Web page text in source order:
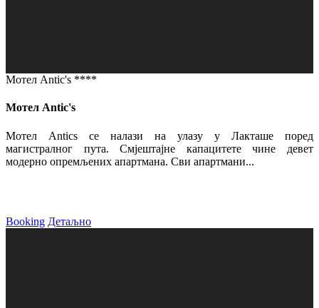
Мотел Antic's ****
Мотел Antic's
Мотел Antics се налази на улазу у Лакташе поред
магистралног пута. Смјештајне капацитете чине девет
модерно опремљених апартмана. Сви апартмани...
Booking Детаљно